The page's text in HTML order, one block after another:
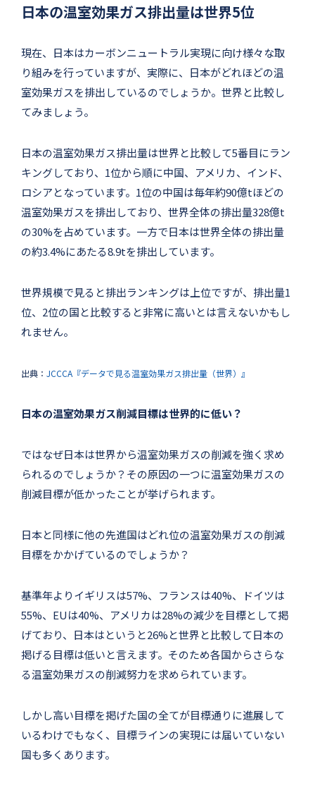
日本の温室効果ガス排出量は世界5位
現在、日本はカーボンニュートラル実現に向け様々な取
り組みを行っていますが、実際に、日本がどれほどの温
室効果ガスを排出しているのでしょうか。世界と比較し
てみましょう。
日本の温室効果ガス排出量は世界と比較して5番目にラン
キングしており、1位から順に中国、アメリカ、インド、
ロシアとなっています。1位の中国は毎年約90億tほどの
温室効果ガスを排出しており、世界全体の排出量328億t
の30%を占めています。一方で日本は世界全体の排出量
の約3.4%にあたる8.9tを排出しています。
世界規模で見ると排出ランキングは上位ですが、排出量1
位、2位の国と比較すると非常に高いとは言えないかもし
れません。
出典： JCCCA『データで見る温室効果ガス排出量（世界）』
日本の温室効果ガス削減目標は世界的に低い？
ではなぜ日本は世界から温室効果ガスの削減を強く求め
られるのでしょうか？その原因の一つに温室効果ガスの
削減目標が低かったことが挙げられます。
日本と同様に他の先進国はどれ位の温室効果ガスの削減
目標をかかげているのでしょうか？
基準年よりイギリスは57%、フランスは40%、ドイツは
55%、EUは40%、アメリカは28%の減少を目標として掲
げており、日本はというと26%と世界と比較して日本の
掲げる目標は低いと言えます。そのため各国からさらな
る温室効果ガスの削減努力を求められています。
しかし高い目標を掲げた国の全てが目標通りに進展して
いるわけでもなく、目標ラインの実現には届いていない
国も多くあります。